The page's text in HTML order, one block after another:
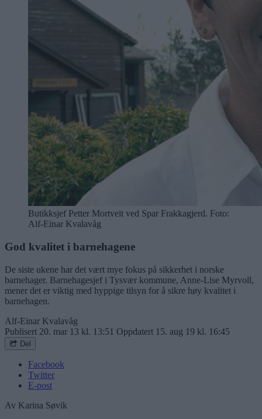
Butikksjef Petter Mortveit ved Spar Frakkagjerd. Foto:
Alf-Einar Kvalavåg
God kvalitet i barnehagene
De siste ukene har det vært mye fokus på sikkerhet i norske
barnehager. Barnehagesjef i Tysvær kommune, Anne-Lise Myrvoll,
mener det er viktig med hyppige tilsyn for å sikre høy kvalitet i
barnehagen.
Alf-Einar Kvalavåg
Publisert 20. mar 13 kl. 13:51 Oppdatert 15. aug 19 kl. 16:45
Del
Facebook
Twitter
E-post
Av Karina Søvik